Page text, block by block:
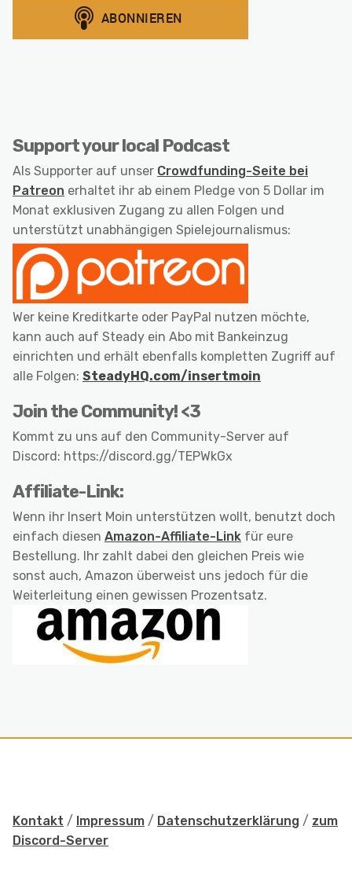
Support your local Podcast
Als Supporter auf unser Crowdfunding-Seite bei
Patreon erhaltet ihr ab einem Pledge von 5 Dollar im
Monat exklusiven Zugang zu allen Folgen und
unterstützt unabhängigen Spielejournalismus:
Wer keine Kreditkarte oder PayPal nutzen möchte,
kann auch auf Steady ein Abo mit Bankeinzug
einrichten und erhält ebenfalls kompletten Zugriff auf
alle Folgen: SteadyHQ.com/insertmoin
Join the Community! <3
Kommt zu uns auf den Community-Server auf
Discord: https://discord.gg/TEPWkGx
Affiliate-Link:
Wenn ihr Insert Moin unterstützen wollt, benutzt doch
einfach diesen Amazon-Affiliate-Link für eure
Bestellung. Ihr zahlt dabei den gleichen Preis wie
sonst auch, Amazon überweist uns jedoch für die
Weiterleitung einen gewissen Prozentsatz.
Kontakt / Impressum / Datenschutzerklärung / zum
Discord-Server